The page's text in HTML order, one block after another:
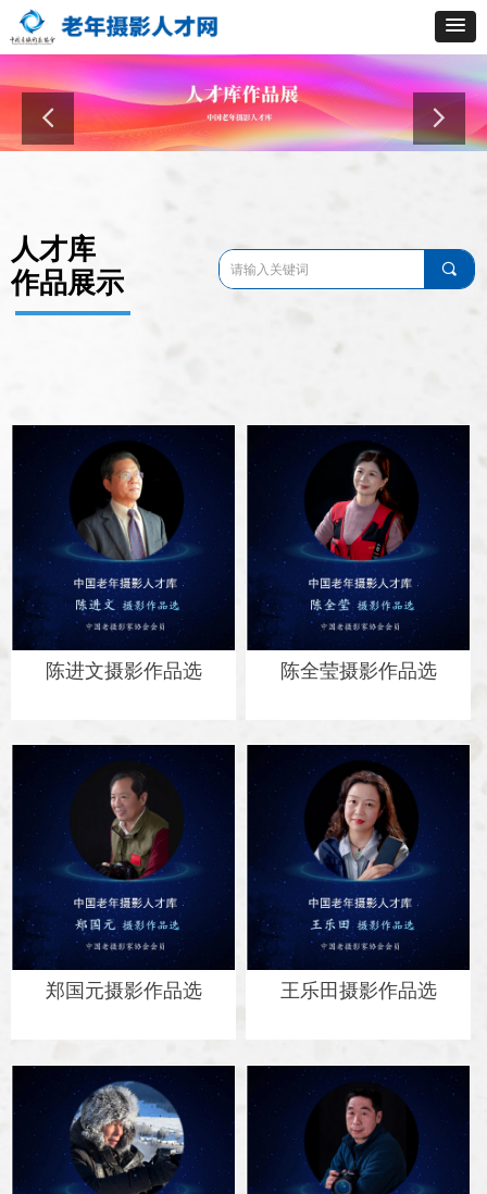
人才库
作品展示
끠
陈进文摄影作品选 陈全莹摄影作品选
郑国元摄影作品选 王乐田摄影作品选